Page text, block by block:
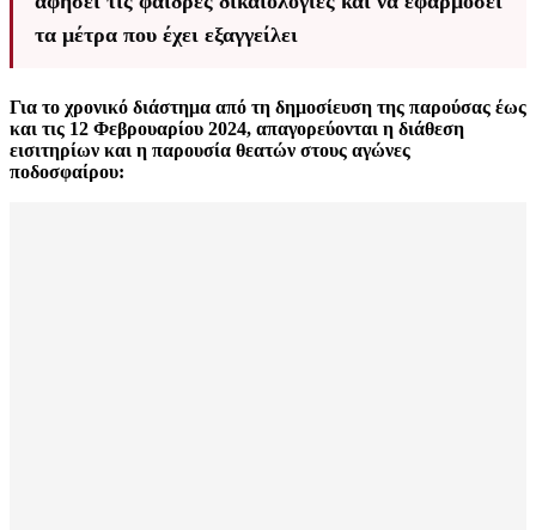
τα μέτρα που έχει εξαγγείλει
Για το χρονικό διάστημα από τη δημοσίευση της παρούσας έως
και τις 12 Φεβρουαρίου 2024, απαγορεύονται η διάθεση
εισιτηρίων και η παρουσία θεατών στους αγώνες
ποδοσφαίρου: